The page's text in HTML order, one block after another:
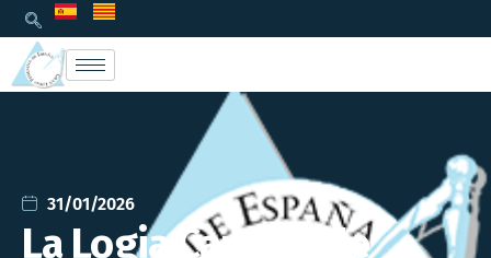
31/01/2026
La Logia Carmen de